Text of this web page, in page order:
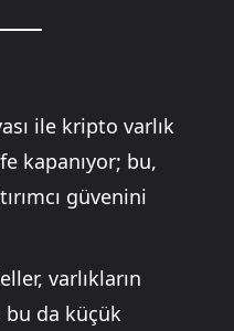
ile kripto varlık
kapanıyor; bu,
güvenini
varlıkların
da küçük